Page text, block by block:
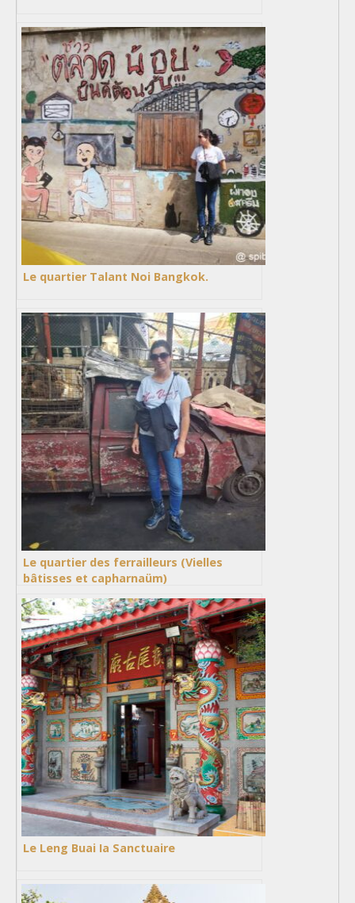
Le quartier Talant Noi Bangkok.
Le quartier des ferrailleurs (Vielles
bâtisses et capharnaüm)
Le Leng Buai Ia Sanctuaire